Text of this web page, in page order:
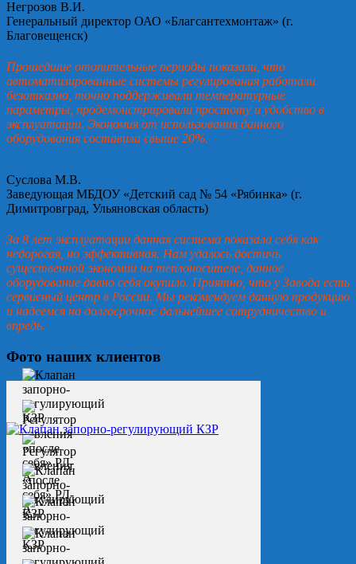
Негрозов В.И.
Генеральный директор ОАО «Благсантехмонтаж» (г.
Благовещенск)
Прошедшие отопительные периоды показали, что
автоматизированные системы регулирования работали
безотказно, точно поддерживали температурные
параметры, продемонстрировали простоту и удобство в
эксплуатации. Экономия от использования данного
оборудования составила свыше 20%.
Суслова М.В.
Заведующая МБДОУ «Детский сад № 54 «Рябинка» (г.
Димитровград, Ульяновская область)
За 8 лет эксплуатации данная система показала себя как
недорогая, но эффективная. Нам удалось достичь
существенной экономии на теплоносителе, данное
оборудование давно себя окупило. Приятно, что у Завода есть
сервисный центр в России. Мы рекомендуем данную продукцию
и надеемся на долгосрочное дальнейшее сотрудничество и
впредь.
Фото наших клиентов